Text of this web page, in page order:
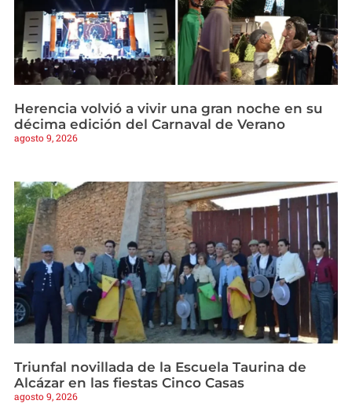
Herencia volvió a vivir una gran noche en su
décima edición del Carnaval de Verano
agosto 9, 2026
Triunfal novillada de la Escuela Taurina de
Alcázar en las fiestas Cinco Casas
agosto 9, 2026